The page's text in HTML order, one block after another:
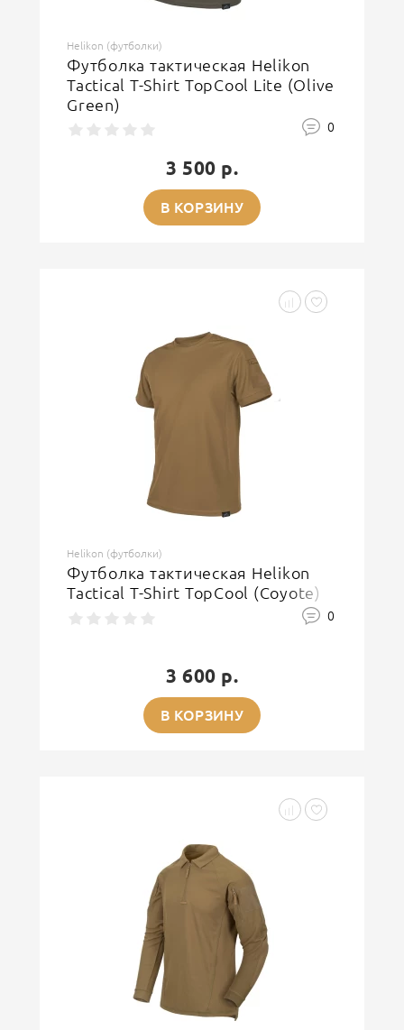
Helikon (футболки)
Футболка тактическая Helikon
Tactical T-Shirt TopCool Lite (Olive
Green)
0
3 500 р.
В КОРЗИНУ
Helikon (футболки)
Футболка тактическая Helikon
Tactical T-Shirt TopCool (Coyote)
0
3 600 р.
В КОРЗИНУ